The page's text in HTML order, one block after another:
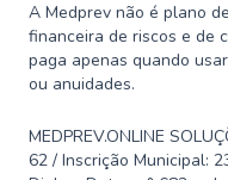
A Medprev não é plano
financeira de riscos e de
paga apenas quando
ou anuidades.
MEDPREV.ONLINE
62 / Inscrição Municipal: